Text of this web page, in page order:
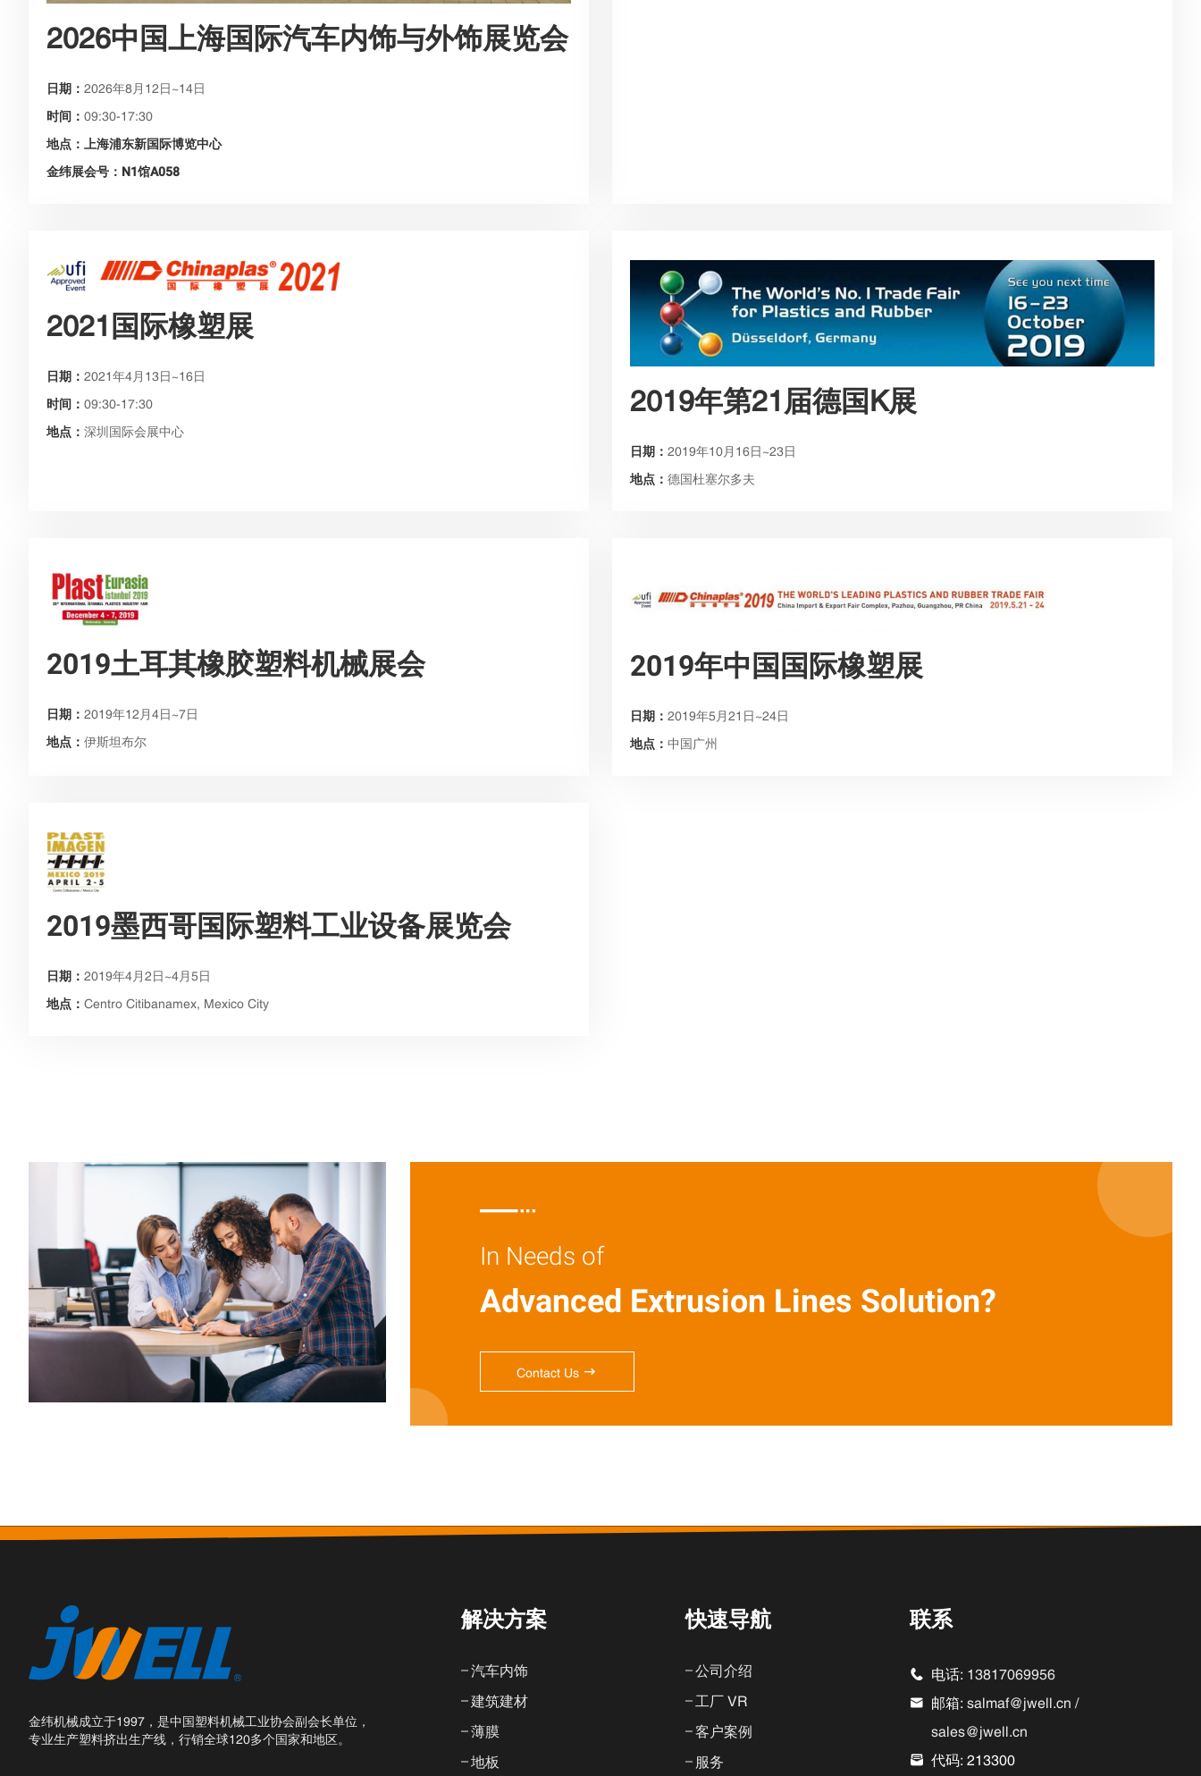
2026中国上海国际汽车内饰与外饰展览会
日期： 2026年8月12日~14日
时间： 09:30-17:30
地点：上海浦东新国际博览中心
金纬展会号：N1馆A058
2021国际橡塑展
日期： 2021年4月13日~16日
时间： 09:30-17:30
地点： 深圳国际会展中心
2019年第21届德国K展
日期： 2019年10月16日~23日
地点： 德国杜塞尔多夫
2019土耳其橡胶塑料机械展会
日期： 2019年12月4日~7日
地点： 伊斯坦布尔
2019年中国国际橡塑展
日期： 2019年5月21日~24日
地点： 中国广州
2019墨西哥国际塑料工业设备展览会
日期： 2019年4月2日~4月5日
地点： Centro Citibanamex, Mexico City
In Needs of
Advanced Extrusion Lines Solution?
Contact Us 
金纬机械成立于1997，是中国塑料机械工业协会副会长单位，
专业生产塑料挤出生产线，行销全球120多个国家和地区。
解决方案
汽车内饰
建筑建材
薄膜
地板
快速导航
公司介绍
工厂 VR
客户案例
服务
联系
 电话: 13817069956
 邮箱: salmaf@jwell.cn /
sales@jwell.cn
 代码: 213300